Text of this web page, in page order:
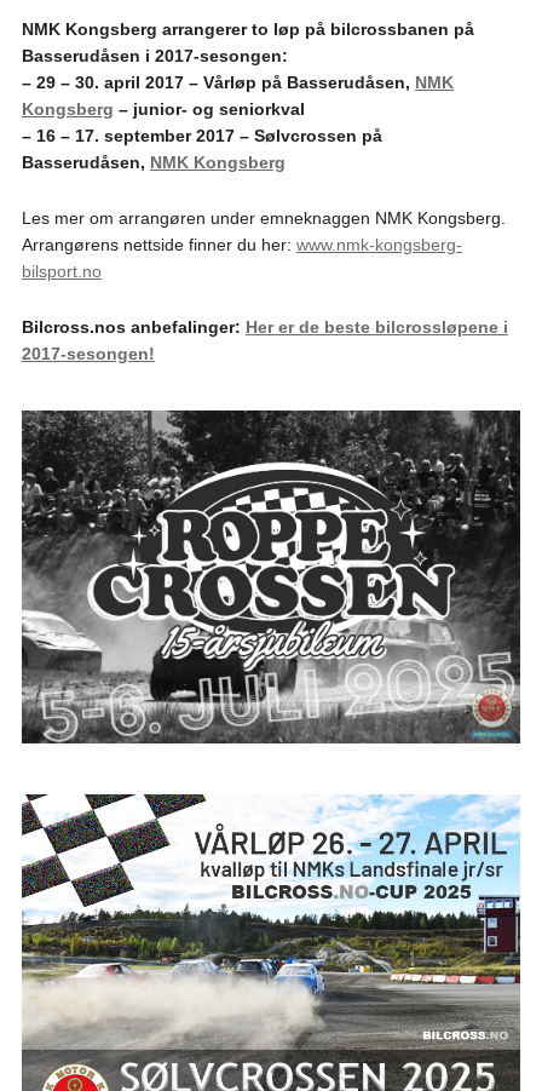
NMK Kongsberg arrangerer to løp på bilcrossbanen på
Basserudåsen i 2017-sesongen:
– 29 – 30. april 2017 – Vårløp på Basserudåsen, NMK
Kongsberg – junior- og seniorkval
– 16 – 17. september 2017 – Sølvcrossen på
Basserudåsen, NMK Kongsberg
Les mer om arrangøren under emneknaggen NMK Kongsberg.
Arrangørens nettside finner du her: www.nmk-kongsberg-
bilsport.no
Bilcross.nos anbefalinger: Her er de beste bilcrossløpene i
2017-sesongen!